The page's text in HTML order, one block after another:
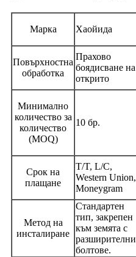
Марка Хаойида
Повърхностна
обработка
Прахово
боядисване на
открито
Минимално
количество за
количество
(MOQ)
10 бр.
Срок на
плащане
T/T, L/C,
Western Union,
Moneygram
Метод на
инсталиране
Стандартен
тип, закрепен
към земята с
разширителни
болтове.